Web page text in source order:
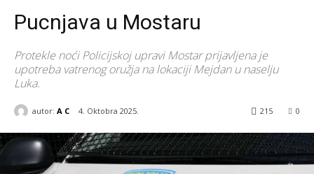
Pucnjava u Mostaru
Protekle noći Policijskoj upravi Mostar prijavljena je
upotreba vatrenog oružja na lokaciji Mejdan u naselju
Luka.
autor: A C 4. Oktobra 2025. 0
215